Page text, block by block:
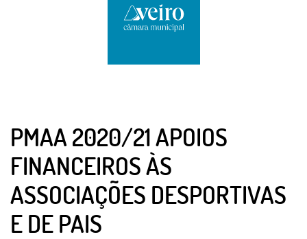
PMAA 2020/21 APOIOS
FINANCEIROS ÀS
ASSOCIAÇÕES DESPORTIVAS
E DE PAIS